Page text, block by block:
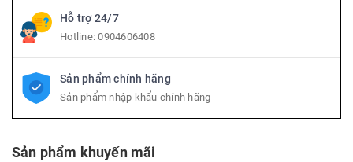
Hỗ trợ 24/7
Hotline:0904606408
Sản phẩm chính hãng
Sản phẩm nhập khẩu chính hãng
Sản phẩm khuyến mãi